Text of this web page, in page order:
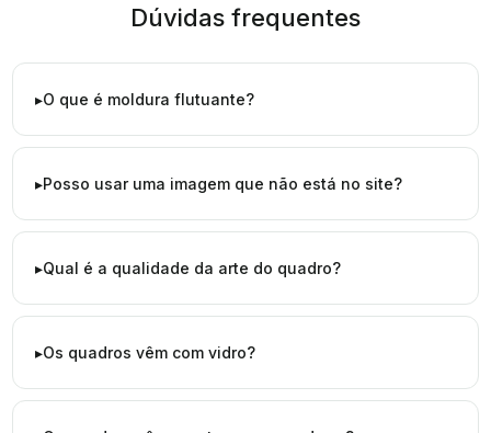
Dúvidas frequentes
O que é moldura flutuante?
Posso usar uma imagem que não está no site?
Qual é a qualidade da arte do quadro?
Os quadros vêm com vidro?